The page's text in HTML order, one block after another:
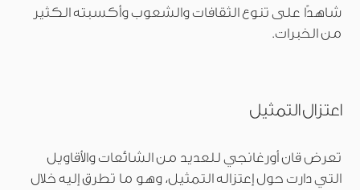
شاهدًا على تنوع الثقافات والشعوب وأكسبته الكثير
من الخبرات.
اعتزال التمثيل
تعرض قان أورغانجي للعديد من الشائعات والأقاويل
التي دارت حول إعتزاله التمثيل، وهو ما تطرق إليه خلال